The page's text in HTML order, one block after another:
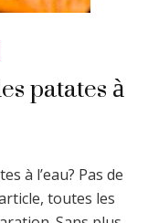
patates à
à l’eau? Pas de
toutes les